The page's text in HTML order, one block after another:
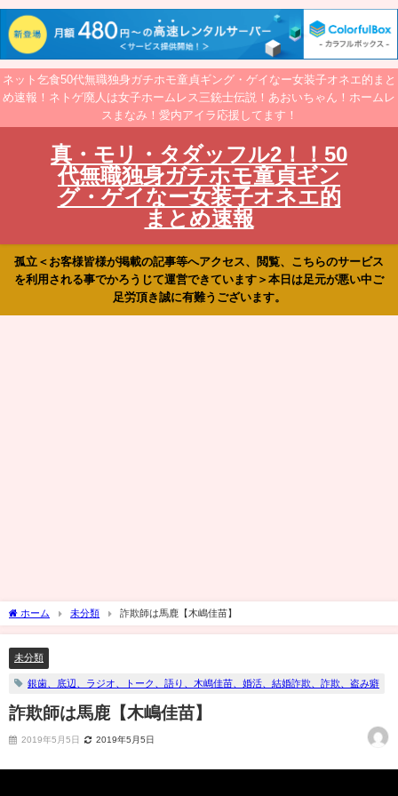
ネット乞食50代無職独身ガチホモ童貞ギング・ゲイなー女装子オネエ的まと
め速報！ネトゲ廃人は女子ホームレス三銃士伝説！あおいちゃん！ホームレ
スまなみ！愛内アイラ応援してます！
真・モリ・タダッフル2！！50
代無職独身ガチホモ童貞ギン
グ・ゲイなー女装子オネエ的
まとめ速報
孤立＜お客様皆様が掲載の記事等へアクセス、閲覧、こちらのサービス
を利用される事でかろうじて運営できています＞本日は足元が悪い中ご
足労頂き誠に有難うございます。
ホーム 未分類 詐欺師は馬鹿【木嶋佳苗】
未分類
銀歯、底辺、ラジオ、トーク、語り、木嶋佳苗、婚活、結婚詐欺、詐欺、盗み癖
詐欺師は馬鹿【木嶋佳苗】
2019年5月5日 2019年5月5日